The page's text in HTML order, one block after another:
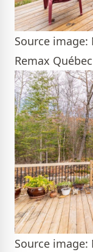
Source
Remax Québec
Source